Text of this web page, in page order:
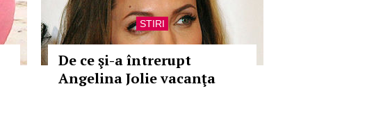
STIRI
De ce şi-a întrerupt
Angelina Jolie vacanţa